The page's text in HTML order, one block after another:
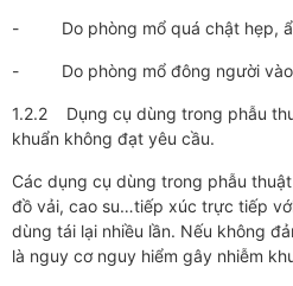
- Do phòng mổ quá chật hẹp,
- Do phòng mổ đông người vào
1.2.2 Dụng cụ dùng trong phẫu
khuẩn không đạt yêu cầu.
Các dụng cụ dùng trong phẫu
đồ vải, cao su…tiếp xúc trực tiếp
dùng tái lại nhiều lần. Nếu không
là nguy cơ nguy hiểm gây nhiễm